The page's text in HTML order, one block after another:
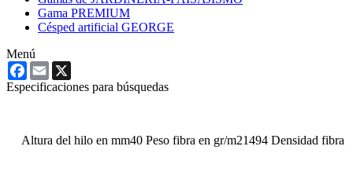
Gama PREMIUM
Césped artificial GEORGE
Menú
Facebook
Email
Especificaciones para búsquedas
Altura del hilo en mm40 Peso fibra en gr/m21494 Densidad fibra